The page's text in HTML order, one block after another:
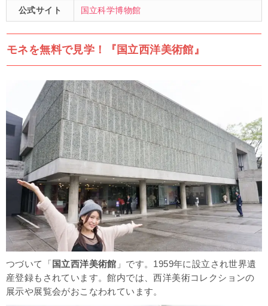
公式サイト 国立科学博物館
モネを無料で見学！『国立西洋美術館』
つづいて「 国立西洋美術館 」です。1959年に設立され世界遺
産登録もされています。館内では、西洋美術コレクションの
展示や展覧会がおこなわれています。